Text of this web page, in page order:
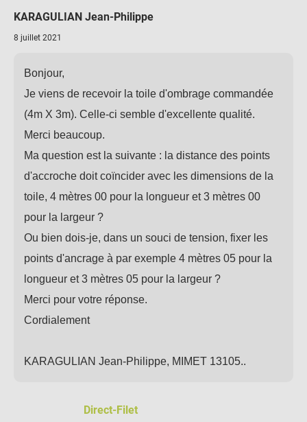
KARAGULIAN Jean-Philippe
8 juillet 2021
Bonjour,
Je viens de recevoir la toile d'ombrage commandée
(4m X 3m). Celle-ci semble d'excellente qualité.
Merci beaucoup.
Ma question est la suivante : la distance des points
d'accroche doit coïncider avec les dimensions de la
toile, 4 mètres 00 pour la longueur et 3 mètres 00
pour la largeur ?
Ou bien dois-je, dans un souci de tension, fixer les
points d'ancrage à par exemple 4 mètres 05 pour la
longueur et 3 mètres 05 pour la largeur ?
Merci pour votre réponse.
Cordialement
KARAGULIAN Jean-Philippe, MIMET 13105..
Direct-Filet